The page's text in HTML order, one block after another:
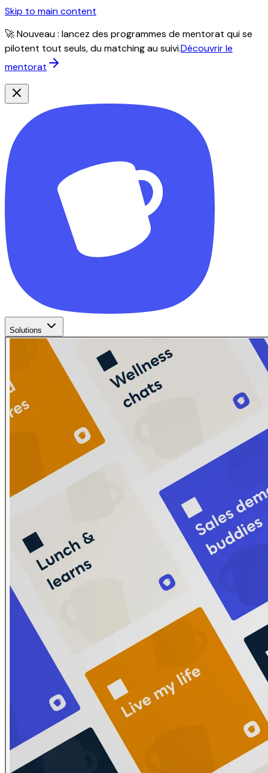
Skip to main content
🚀 Nouveau : lancez des programmes de mentorat qui se
pilotent tout seuls, du matching au suivi.Découvrir le
mentorat
Solutions